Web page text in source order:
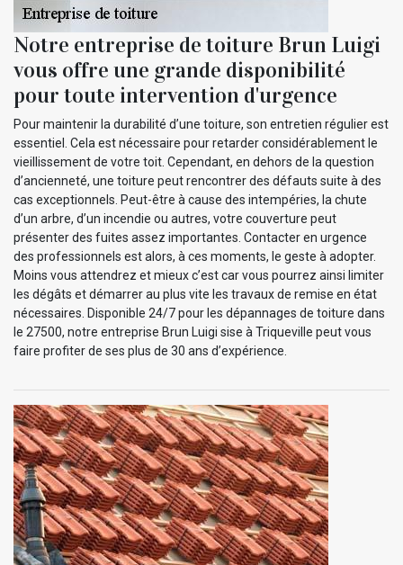
Notre entreprise de toiture Brun Luigi
vous offre une grande disponibilité
pour toute intervention d'urgence
Pour maintenir la durabilité d’une toiture, son entretien régulier est
essentiel. Cela est nécessaire pour retarder considérablement le
vieillissement de votre toit. Cependant, en dehors de la question
d’ancienneté, une toiture peut rencontrer des défauts suite à des
cas exceptionnels. Peut-être à cause des intempéries, la chute
d’un arbre, d’un incendie ou autres, votre couverture peut
présenter des fuites assez importantes. Contacter en urgence
des professionnels est alors, à ces moments, le geste à adopter.
Moins vous attendrez et mieux c’est car vous pourrez ainsi limiter
les dégâts et démarrer au plus vite les travaux de remise en état
nécessaires. Disponible 24/7 pour les dépannages de toiture dans
le 27500, notre entreprise Brun Luigi sise à Triqueville peut vous
faire profiter de ses plus de 30 ans d’expérience.